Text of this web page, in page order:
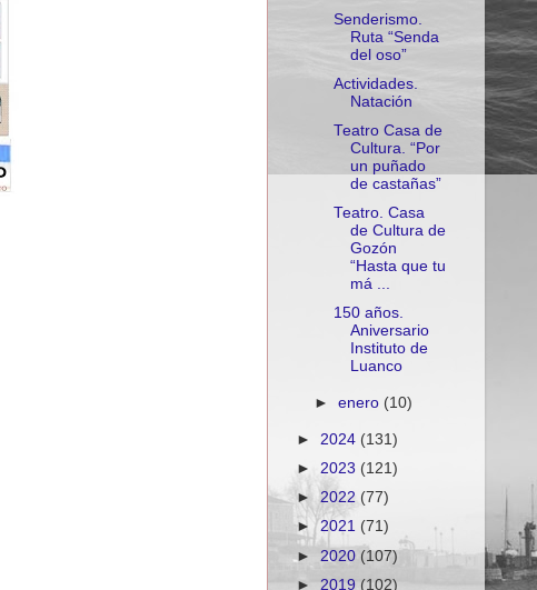
Senderismo.
Ruta “Senda
del oso”
Actividades.
Natación
Teatro Casa de
Cultura. “Por
un puñado
de castañas”
Teatro. Casa
de Cultura de
Gozón
“Hasta que tu
má ...
150 años.
Aniversario
Instituto de
Luanco
►enero (10)
► 2024 (131)
► 2023 (121)
► 2022 (77)
►2021 (71)
► 2020 (107)
► 2019 (102)